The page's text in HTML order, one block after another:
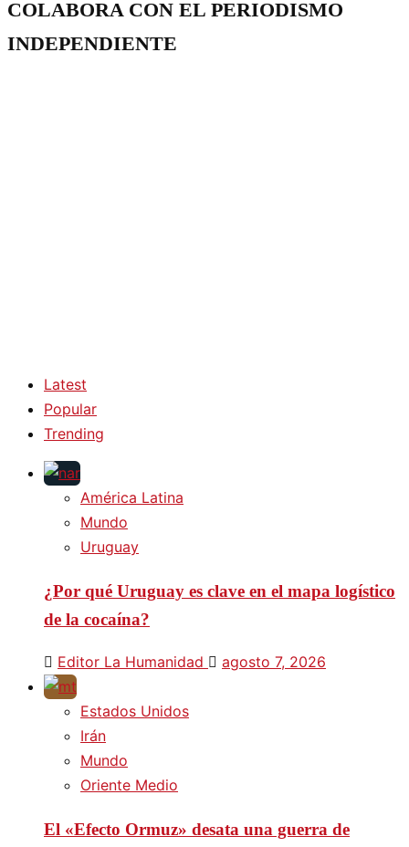
COLABORA CON EL PERIODISMO
INDEPENDIENTE
Latest
Popular
Trending
América Latina
Mundo
Uruguay
¿Por qué Uruguay es clave en el mapa logístico
de la cocaína?
Editor La Humanidad agosto 7, 2026
Estados Unidos
Irán
Mundo
Oriente Medio
El «Efecto Ormuz» desata una guerra de